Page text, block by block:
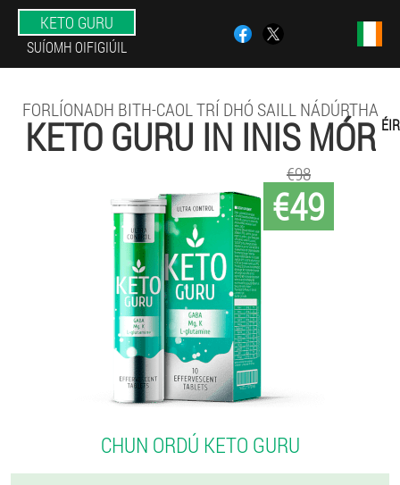
KETO GURU
SUÍOMH OIFIGIÚIL
FORLÍONADH BITH-CAOL TRÍ DHÓ SAILL NÁDÚRTHA
KETO GURU IN INIS MÓR
€49
€98
CHUN ORDÚ KETO GURU